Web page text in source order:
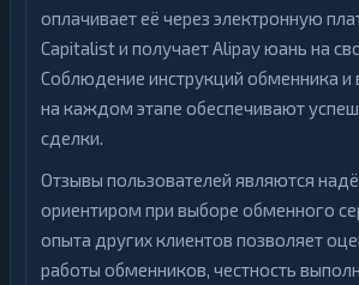
оплачивает её через электронную
Capitalist и получает Alipay юань на
Соблюдение инструкций обменника и
на каждом этапе обеспечивают
сделки.
Отзывы пользователей являются
ориентиром при выборе обменного
опыта других клиентов позволяет
работы обменников, честность